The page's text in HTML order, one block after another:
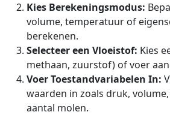
Kies Berekeningsmodus:
volume, temperatuur of
berekenen.
Selecteer een Vloeistof: Kies
methaan, zuurstof) of voer
Voer Toestandvariabelen In:
waarden in zoals druk,
aantal molen.